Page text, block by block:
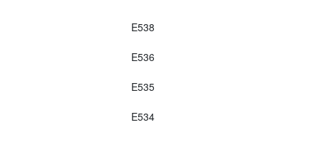
E538
E536
E535
E534